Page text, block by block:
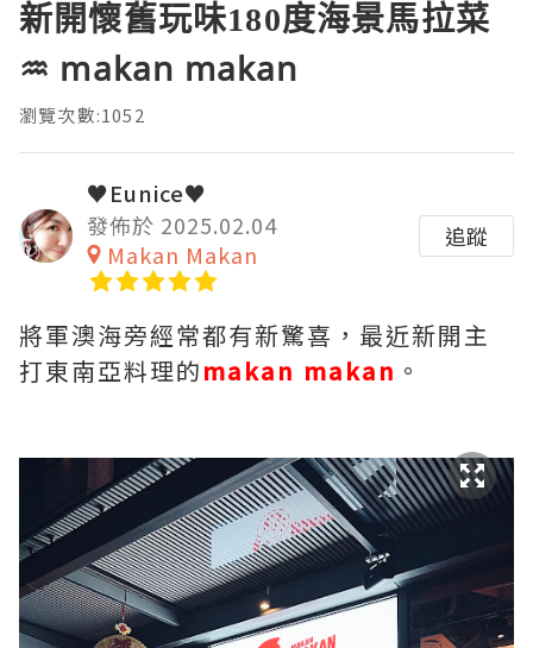
新開懷舊玩味180度海景馬拉菜
♒ makan makan
瀏覽次數:1052
♥Eunice♥
發佈於 2025.02.04
Makan Makan
追蹤
將軍澳海旁經常都有新驚喜，最近新開主
打東南亞料理的makan makan 。